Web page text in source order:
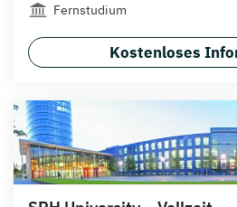
Fernstudium
Kostenloses